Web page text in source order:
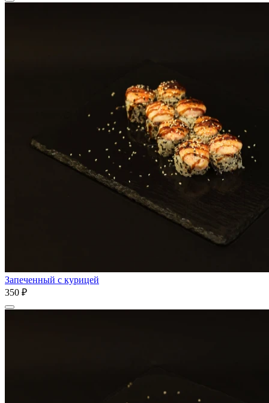
Запеченный с курицей
350 ₽